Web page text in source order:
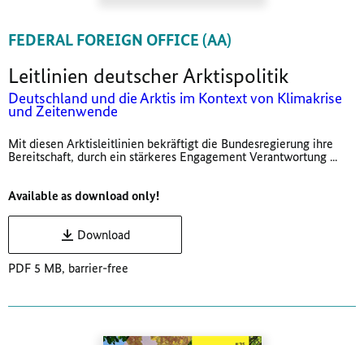
FEDERAL FOREIGN OFFICE (AA)
Leitlinien deutscher Arktispolitik
Deutschland und die Arktis im Kontext von Klimakrise
und Zeitenwende
Mit diesen Arktisleitlinien bekräftigt die Bundesregierung ihre
Bereitschaft, durch ein stärkeres Engagement Verantwortung ...
Available as download only!
Download
PDF 5 MB, barrier-free